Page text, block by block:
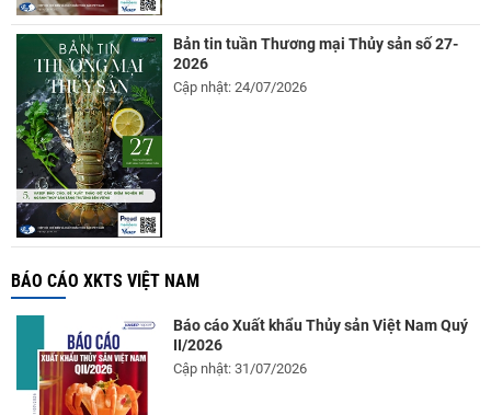
Bản tin tuần Thương mại Thủy sản số 27-
2026
Cập nhật: 24/07/2026
BÁO CÁO XKTS VIỆT NAM
Báo cáo Xuất khẩu Thủy sản Việt Nam Quý
II/2026
Cập nhật: 31/07/2026